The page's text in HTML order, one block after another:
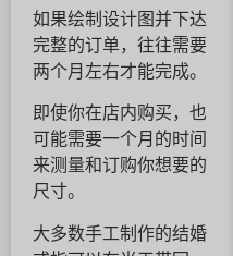
如果绘制设计图并下达
完整的订单，往往需要
两个月左右才能完成。
即使你在店内购买，也
可能需要一个月的时间
来测量和订购你想要的
尺寸。
大多数手工制作的结婚